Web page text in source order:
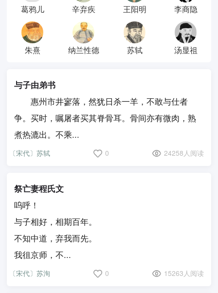
葛鸦儿 辛弃疾 王阳明 李商隐
朱熹 纳兰性德 苏轼 汤显祖
与子由弟书
惠州市井寥落，然犹日杀一羊，不敢与仕者
争。买时，嘱屠者买其脊骨耳。骨间亦有微肉，熟
煮热漉出。不乘...
〔宋代〕苏轼 0 24258人阅读
祭亡妻程氏文
呜呼！
与子相好，相期百年。
不知中道，弃我而先。
我徂京师，不...
〔宋代〕苏洵 0 15263人阅读